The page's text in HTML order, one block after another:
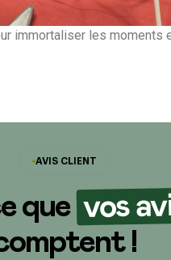
immortaliser les moments
AVIS CLIENT
que vos
!